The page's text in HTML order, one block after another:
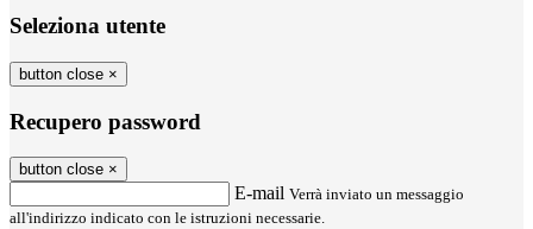
Seleziona utente
button close ×
Recupero password
button close ×
E-mail Verrà inviato un messaggio
all'indirizzo indicato con le istruzioni necessarie.